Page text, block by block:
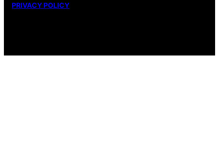
PRIVACY POLICY